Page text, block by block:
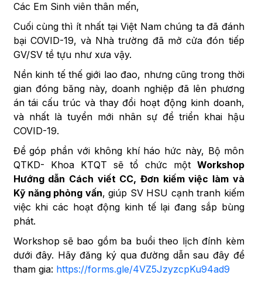
Các Em Sinh viên thân mến,
Cuối cùng thì ít nhất tại Việt Nam chúng ta đã đánh
bại COVID-19, và Nhà trường đã mở cửa đón tiếp
GV/SV tề tựu như xưa vậy.
Nền kinh tế thế giới lao đao, nhưng cũng trong thời
gian đóng băng này, doanh nghiệp đã lên phương
án tái cấu trúc và thay đổi hoạt động kinh doanh,
và nhất là tuyển mới nhân sự để triển khai hậu
COVID-19.
Để góp phần với không khí háo hức này, Bộ môn
QTKD- Khoa KTQT sẽ tổ chức một Workshop
Hướng dẫn Cách viết CC, Đơn kiếm việc làm và
Kỹ năng phỏng vấn, giúp SV HSU cạnh tranh kiếm
việc khi các hoạt động kinh tế lại đang sắp bùng
phát.
Workshop sẽ bao gồm ba buổi theo lịch đính kèm
dưới đây. Hãy đăng ký qua đường dẫn sau đây để
tham gia: https://forms.gle/4VZ5JzyzcpKu94ad9